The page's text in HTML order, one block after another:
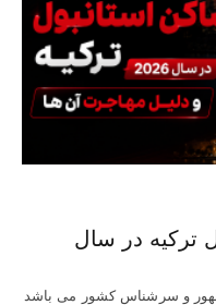
ترکیه در سال
و سرشناس کشور می باشد